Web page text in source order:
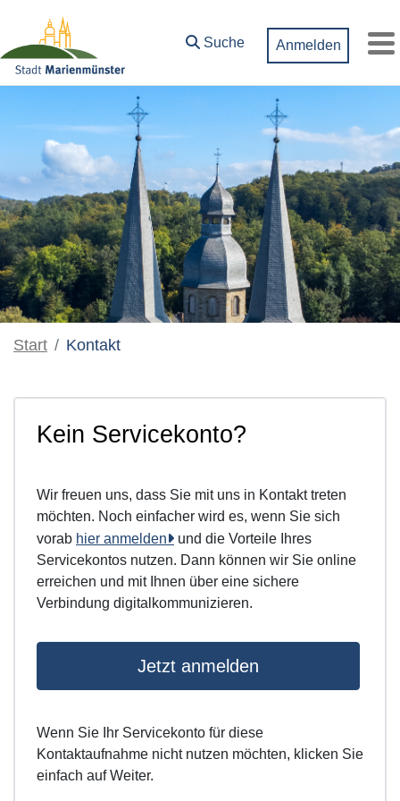
Zum Hauptinhalt springen
Suche
Anmelden
Start Kontakt
Kein Servicekonto?
Wir freuen uns, dass Sie mit uns in Kontakt treten
möchten. Noch einfacher wird es, wenn Sie sich
vorab hier anmelden
und die Vorteile Ihres
Servicekontos nutzen. Dann können wir Sie online
erreichen und mit Ihnen über eine sichere
Verbindung digitalkommunizieren.
Jetzt anmelden
Wenn Sie Ihr Servicekonto für diese
Kontaktaufnahme nicht nutzen möchten, klicken Sie
einfach auf Weiter.